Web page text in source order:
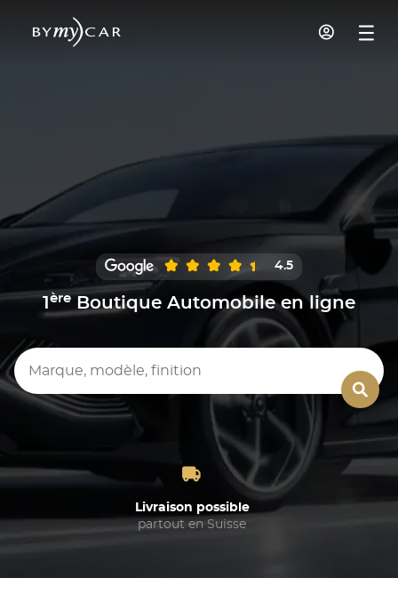
4.5
1 ère Boutique Automobile en ligne
Marque, modèle, finition
Livraison possible
partout en Suisse